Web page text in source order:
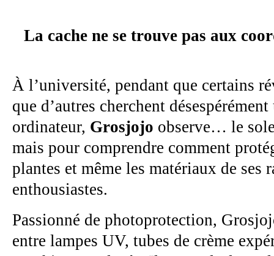
La cache ne se trouve pas aux
À l’université, pendant que certains
que d’autres cherchent
ordinateur, Grosjojo observe… le
mais pour comprendre comment
plantes et même les matériaux de ses
enthousiastes.
Passionné de photoprotection,
entre lampes UV, tubes de crème